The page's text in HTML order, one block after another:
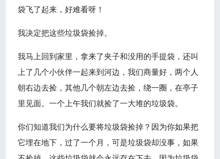
袋飞了起来，好难看呀！
我决定把这些垃圾袋捡掉。
我马上回到家里，拿来了夹子和没用的手提袋，还叫
上了几个小伙伴一起来到河边，我们商量好，两个人
朝右边去捡，其他几个朝左边去捡，绕一圈，在亭子
里见面。一个上午我们就捡了一大堆的垃圾袋。
你们知道我们为什么要将垃圾袋捡掉？因为你如果把
它埋在地下，过了一个月，可是垃圾袋却没事，如果